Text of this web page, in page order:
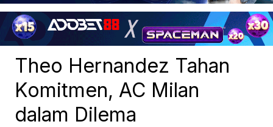
Theo Hernandez Tahan
Komitmen, AC Milan
dalam Dilema